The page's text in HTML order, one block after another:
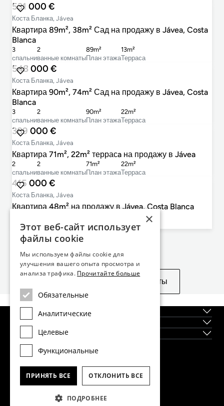
531 000 €
Коста Бланка, Jávea
Квартира 89m², 38m² Сад на продажу в Jávea, Costa
Blanca
cпальни
3
ванные комнаты
2
План этажа
89m²
Терраса
13m²
548 000 €
Коста Бланка, Jávea
Квартира 90m², 74m² Сад на продажу в Jávea, Costa
Blanca
cпальни
3
ванные комнаты
2
План этажа
90m²
Терраса
22m²
389 000 €
Коста Бланка, Jávea
Квартира 71m², 22m² террасa на продажу в Jávea
cпальни
2
ванные комнаты
2
План этажа
71m²
Терраса
22m²
415 000 €
Коста Бланка, Jávea
Квартира 48m² на продажу в Jávea, Costa Blanca
cпальниванные комнаты План этажа
Не нашли то, что искали?
Посмотреть похожие объекты
Регионы
Новостройки
Информация о региональных офисах
×
Этот веб-сайт использует
файлы cookie
Мы используем файлы cookie для
улучшения вашего опыта просмотра и
анализа трафика. Прочитайте больше
Обязательные
Аналитические
Целевые
Функциональные
ПРИНЯТЬ ВСЕ ОТКЛОНИТЬ ВСЕ
ПОДРОБНЕЕ